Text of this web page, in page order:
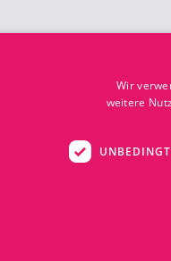
Wir
weitere